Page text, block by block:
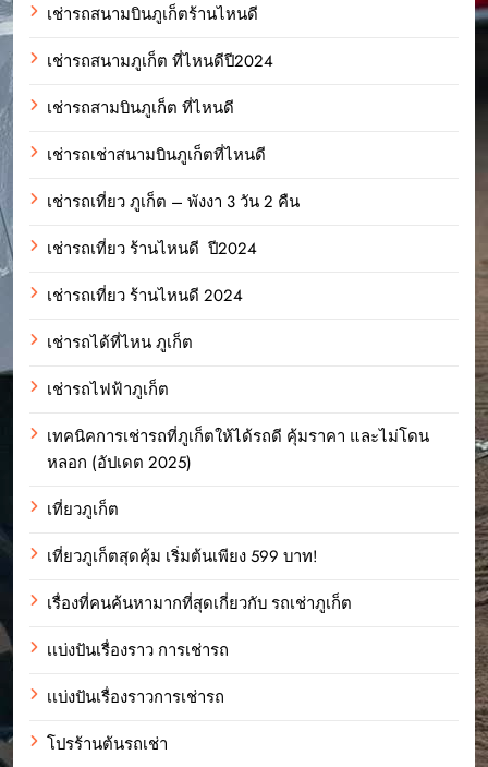
เช่ารถสนามบินภูเก็ตร้านไหนดี
เช่ารถสนามภูเก็ต ที่ไหนดีปี2024
เช่ารถสามบินภูเก็ต ที่ไหนดี
เช่ารถเช่าสนามบินภูเก็ตที่ไหนดี
เช่ารถเที่ยว ภูเก็ต – พังงา 3 วัน 2 คืน
เช่ารถเที่ยว ร้านไหนดี ปี2024
เช่ารถเที่ยว ร้านไหนดี 2024
เช่ารถได้ที่ไหน ภูเก็ต
เช่ารถไฟฟ้าภูเก็ต
เทคนิคการเช่ารถที่ภูเก็ตให้ได้รถดี คุ้มราคา และไม่โดน
หลอก (อัปเดต 2025)
เที่ยวภูเก็ต
เที่ยวภูเก็ตสุดคุ้ม เริ่มต้นเพียง 599 บาท!
เรื่องที่คนค้นหามากที่สุดเกี่ยวกับ รถเช่าภูเก็ต
เเบ่งปันเรื่องราว การเช่ารถ
เเบ่งปันเรื่องราวการเช่ารถ
โปรร้านต้นรถเช่า